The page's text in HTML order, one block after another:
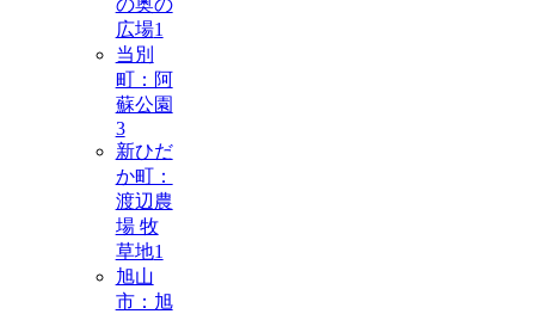
広場1
当別
町：阿
蘇公園
3
新ひだ
か町：
渡辺農
場 牧
草地1
旭山
市：旭